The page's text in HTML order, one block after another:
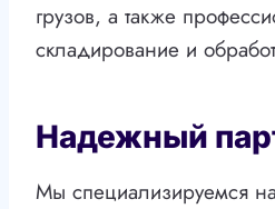
грузов, а также
складирование и
Надежный
Мы специализируемся